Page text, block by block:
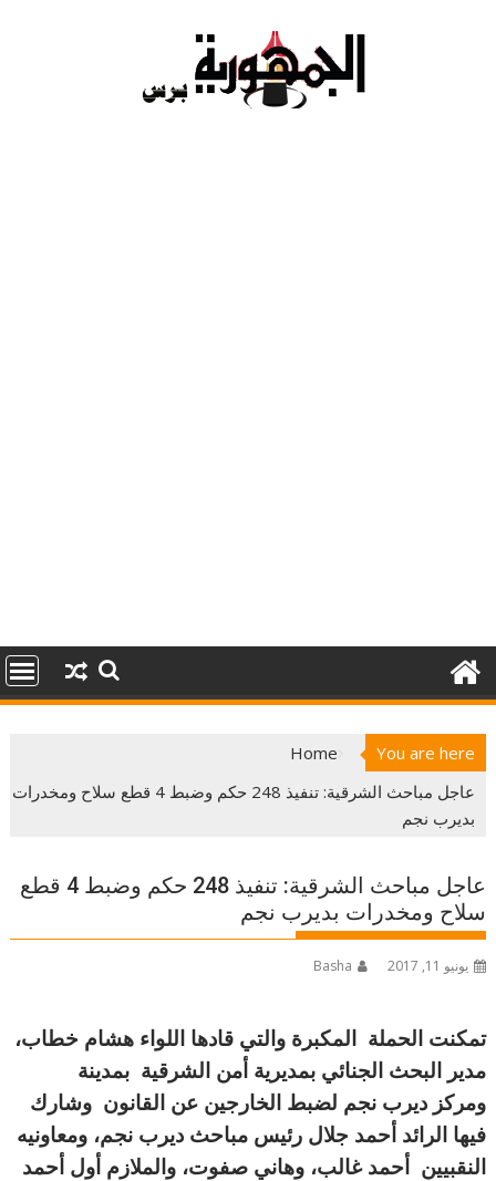
You are here
Home
عاجل مباحث الشرقية: تنفيذ 248 حكم وضبط 4 قطع سلاح ومخدرات
بديرب نجم
عاجل مباحث الشرقية: تنفيذ 248 حكم وضبط 4 قطع
سلاح ومخدرات بديرب نجم
يونيو 11, 2017 Basha
تمكنت الحملة المكبرة والتي قادها اللواء هشام خطاب،
مدير البحث الجنائي بمديرية أمن الشرقية بمدينة
ومركزديرب نجم لضبط الخارجين عن القانون وشارك
فيها الرائد أحمد جلال رئيس مباحث ديرب نجم، ومعاونيه
النقبيين أحمد غالب، وهاني صفوت، والملازم أول أحمد